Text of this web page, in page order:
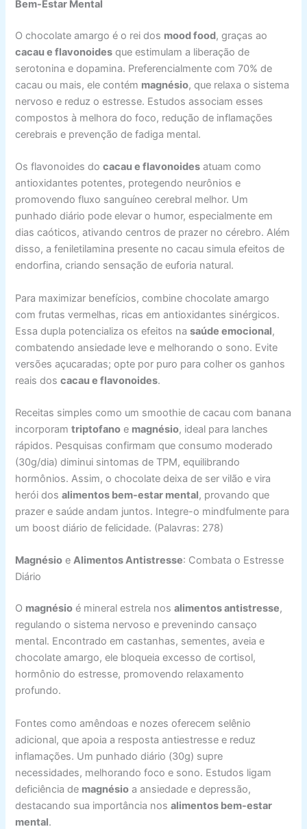
Bem-Estar Mental
O chocolate amargo é o rei dos mood food, graças ao
cacau e flavonoides que estimulam a liberação de
serotonina e dopamina. Preferencialmente com 70% de
cacau ou mais, ele contém magnésio, que relaxa o sistema
nervoso e reduz o estresse. Estudos associam esses
compostos à melhora do foco, redução de inflamações
cerebrais e prevenção de fadiga mental.
Os flavonoides docacau e flavonoides atuam como
antioxidantes potentes, protegendo neurônios e
promovendo fluxo sanguíneo cerebral melhor. Um
punhado diário pode elevar o humor, especialmente em
dias caóticos, ativando centros de prazer no cérebro. Além
disso, a feniletilamina presente no cacau simula efeitos de
endorfina, criando sensação de euforia natural.
Para maximizar benefícios, combine chocolate amargo
com frutas vermelhas, ricas em antioxidantes sinérgicos.
Essa dupla potencializa os efeitos nasaúde emocional,
combatendo ansiedade leve e melhorando o sono. Evite
versões açucaradas; opte por puro para colher os ganhos
reais doscacau e flavonoides.
Receitas simples como um smoothie de cacau com banana
incorporamtriptofano e magnésio, ideal para lanches
rápidos. Pesquisas confirmam que consumo moderado
(30g/dia) diminui sintomas de TPM, equilibrando
hormônios. Assim, o chocolate deixa de ser vilão e vira
herói dosalimentos bem-estar mental, provando que
prazer e saúde andam juntos. Integre-o mindfulmente para
um boost diário de felicidade. (Palavras: 278)
Magnésio eAlimentos Antistresse: Combata o Estresse
Diário
O magnésio é mineral estrela nosalimentos antistresse,
regulando o sistema nervoso e prevenindo cansaço
mental. Encontrado em castanhas, sementes, aveia e
chocolate amargo, ele bloqueia excesso de cortisol,
hormônio do estresse, promovendo relaxamento
profundo.
Fontes como amêndoas e nozes oferecem selênio
adicional, que apoia a resposta antiestresse e reduz
inflamações. Um punhado diário (30g) supre
necessidades, melhorando foco e sono. Estudos ligam
deficiência de magnésio a ansiedade e depressão,
destacando sua importância nosalimentos bem-estar
mental.